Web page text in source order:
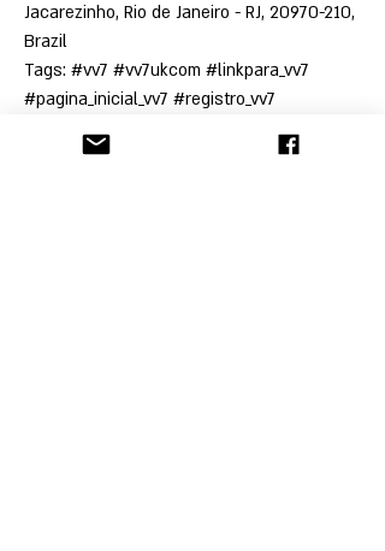
Jacarezinho, Rio de Janeiro - RJ, 20970-210,
Brazil
Tags: #vv7 #vv7ukcom #linkpara_vv7
#pagina_inicial_vv7 #registro_vv7